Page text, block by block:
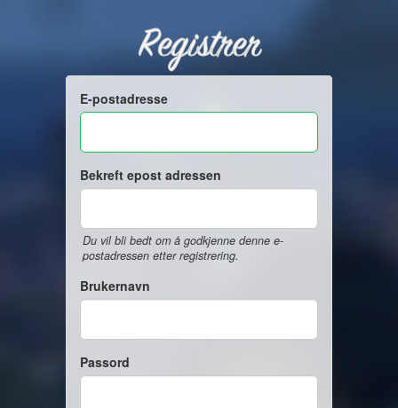
Registrer
E-postadresse
Bekreft epost adressen
Du vil bli bedt om å godkjenne denne e-
postadressen etter registrering.
Brukernavn
Passord